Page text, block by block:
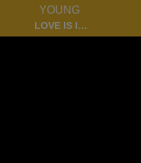
YOUNG
LOVE IS IN
THE AIR